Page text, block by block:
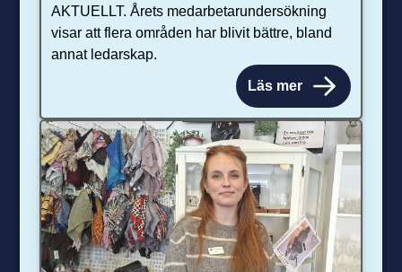
AKTUELLT. Årets medarbetarundersökning
visar att flera områden har blivit bättre, bland
annat ledarskap.
Läs mer